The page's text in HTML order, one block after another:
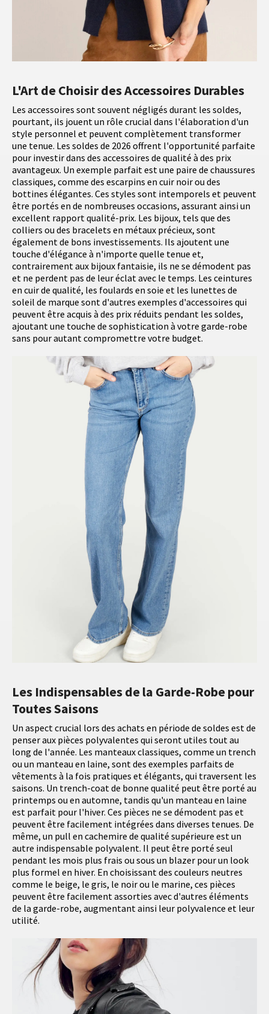
L'Art de Choisir des Accessoires Durables
Les accessoires sont souvent négligés durant les soldes,
pourtant, ils jouent un rôle crucial dans l'élaboration d'un
style personnel et peuvent complètement transformer
une tenue. Les soldes de 2026 offrent l'opportunité parfaite
pour investir dans des accessoires de qualité à des prix
avantageux. Un exemple parfait est une paire de chaussures
classiques, comme des escarpins en cuir noir ou des
bottines élégantes. Ces styles sont intemporels et peuvent
être portés en de nombreuses occasions, assurant ainsi un
excellent rapport qualité-prix. Les bijoux, tels que des
colliers ou des bracelets en métaux précieux, sont
également de bons investissements. Ils ajoutent une
touche d'élégance à n'importe quelle tenue et,
contrairement aux bijoux fantaisie, ils ne se démodent pas
et ne perdent pas de leur éclat avec le temps. Les ceintures
en cuir de qualité, les foulards en soie et les lunettes de
soleil de marque sont d'autres exemples d'accessoires qui
peuvent être acquis à des prix réduits pendant les soldes,
ajoutant une touche de sophistication à votre garde-robe
sans pour autant compromettre votre budget.
Les Indispensables de la Garde-Robe pour
Toutes Saisons
Un aspect crucial lors des achats en période de soldes est de
penser aux pièces polyvalentes qui seront utiles tout au
long de l'année. Les manteaux classiques, comme un trench
ou un manteau en laine, sont des exemples parfaits de
vêtements à la fois pratiques et élégants, qui traversent les
saisons. Un trench-coat de bonne qualité peut être porté au
printemps ou en automne, tandis qu'un manteau en laine
est parfait pour l'hiver. Ces pièces ne se démodent pas et
peuvent être facilement intégrées dans diverses tenues. De
même, un pull en cachemire de qualité supérieure est un
autre indispensable polyvalent. Il peut être porté seul
pendant les mois plus frais ou sous un blazer pour un look
plus formel en hiver. En choisissant des couleurs neutres
comme le beige, le gris, le noir ou le marine, ces pièces
peuvent être facilement assorties avec d'autres éléments
de la garde-robe, augmentant ainsi leur polyvalence et leur
utilité.